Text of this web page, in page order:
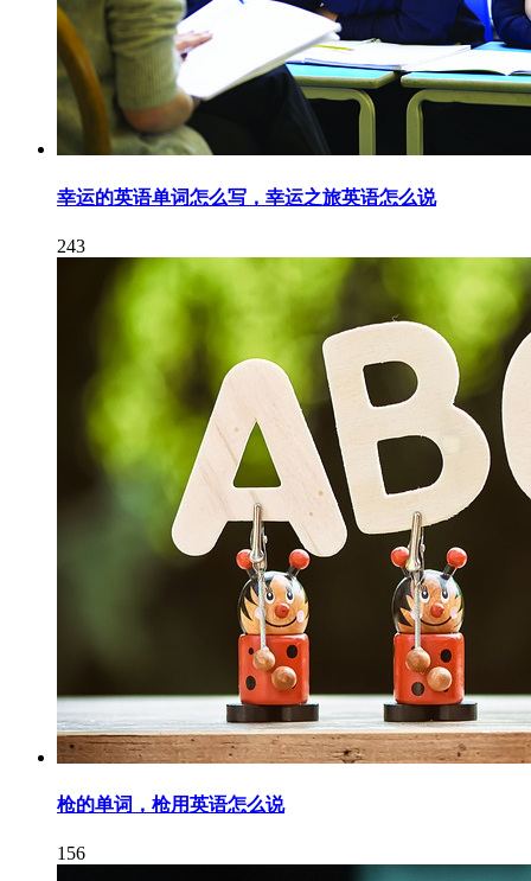
幸运的英语单词怎么写，幸运之旅英语怎么说
243
枪的单词，枪用英语怎么说
156